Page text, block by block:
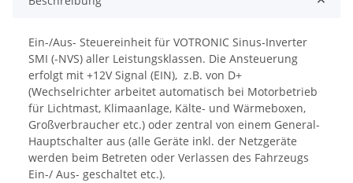
Ein-/Aus- Steuereinheit für VOTRONIC Sinus-Inverter
SMI (-NVS) aller Leistungsklassen. Die Ansteuerung
erfolgt mit +12V Signal (EIN), z.B. von D+
(Wechselrichter arbeitet automatisch bei Motorbetrieb
für Lichtmast, Klimaanlage, Kälte- und Wärmeboxen,
Großverbraucher etc.) oder zentral von einem General-
Hauptschalter aus (alle Geräte inkl. der Netzgeräte
werden beim Betreten oder Verlassen des Fahrzeugs
Ein-/ Aus- geschaltet etc.).